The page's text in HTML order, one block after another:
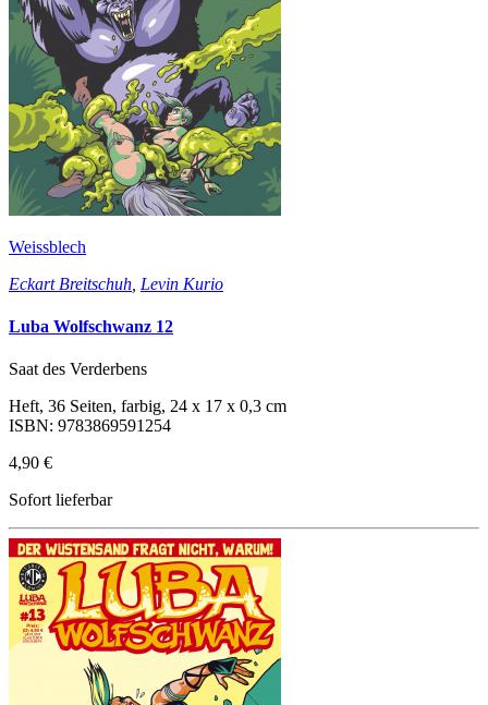
Weissblech
Eckart Breitschuh Levin Kurio
Luba Wolfschwanz 12
Saat des Verderbens
Heft, 36 Seiten, farbig, 24 x 17 x 0,3 cm
ISBN: 9783869591254
4,90 €
Sofort lieferbar